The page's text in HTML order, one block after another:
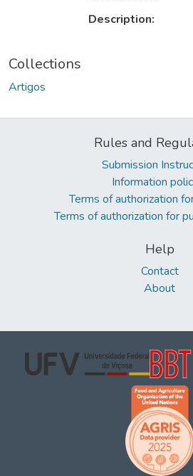
Description:
Collections
Artigos
Rules and
Submission
Information
Terms of authorization
Terms of authorization for
Help
Contact
About